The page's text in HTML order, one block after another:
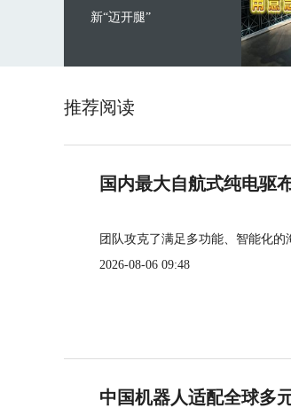
新“迈开腿”
推荐阅读
国内最大自航式纯电驱
团队攻克了满足多功能、智能化
2026-08-06 09:48
中国机器人适配全球多